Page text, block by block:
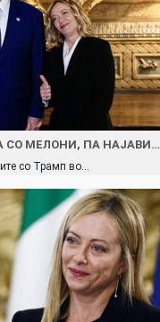
СО МЕЛОНИ, ПА НАЈАВИ…
со Трамп во…